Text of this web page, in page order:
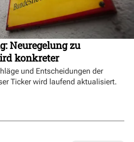
Neuregelung zu
konkreter
und Entscheidungen der
Ticker wird laufend aktualisiert.